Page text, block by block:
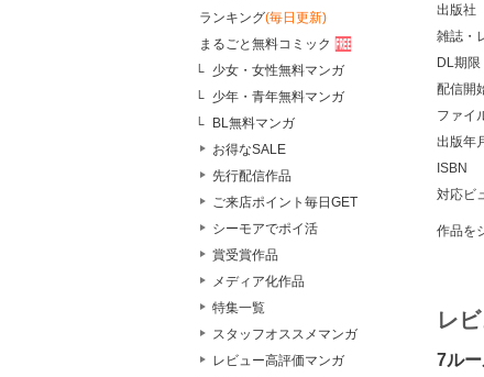
ランキング(毎日更新)
まるごと無料コミック
少女・女性無料マンガ
少年・青年無料マンガ
BL無料マンガ
お得なSALE
先行配信作品
ご来店ポイント毎日GET
シーモアでポイ活
賞受賞作品
メディア化作品
特集一覧
スタッフオススメマンガ
レビュー高評価マンガ
出版社
雑誌・
DL期限
配信開
ファイ
出版年
ISBN
対応ビ
作品を
レ
7ル